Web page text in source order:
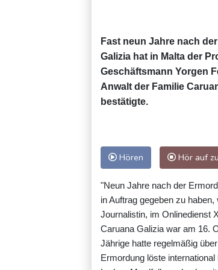
Fast neun Jahre nach
Galizia hat in Malta der
Geschäftsmann Yorgen
Anwalt der Familie
bestätigte.
Hören Hör auf
"Neun Jahre nach der
in Auftrag gegeben zu
Journalistin, im Onlinedienst
Caruana Galizia war am 16.
Jährige hatte regelmäßig
Ermordung löste